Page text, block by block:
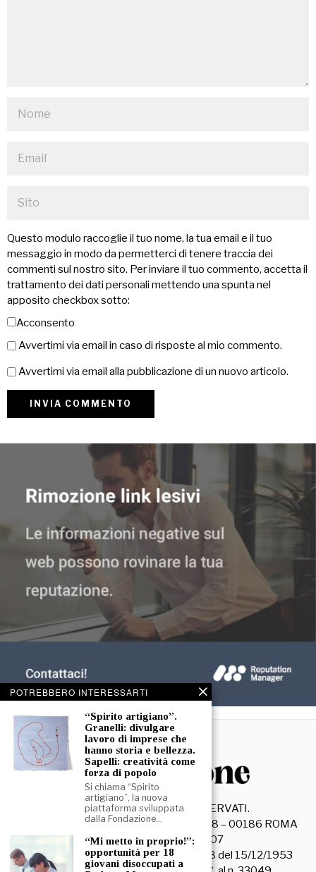
Questo modulo raccoglie il tuo nome, la tua email e il tuo
messaggio in modo da permetterci di tenere traccia dei
commenti sul nostro sito. Per inviare il tuo commento, accetta il
trattamento dei dati personali mettendo una spunta nel
apposito checkbox sotto:
Acconsento
Avvertimi via email in caso di risposte al mio commento.
Avvertimi via email alla pubblicazione di un nuovo articolo.
2026- TUTTI I DIRITTI RISERVATI.
La Discussione S.r.l. – Piazza Capranica, 78 – 00186 ROMA
C.F. e P. IVA 15045971007
Registrazione Tribunale di Roma n. 3628 del 15/12/1953
POTREBBERO INTERESSARTI
“Spirito artigiano”.
Granelli: divulgare
lavoro di imprese che
hanno storia e bellezza.
Sapelli: creatività come
forza di popolo
Si chiama “Spirito
artigiano”, la nuova
piattaforma sviluppata
dalla Fondazione…
“Mi metto in proprio!”:
opportunità per 18
giovani disoccupati a